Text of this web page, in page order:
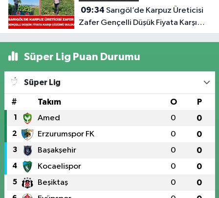
09:34
Zafer Gençelli Düşük Fiyata Karşı
Çözümü Buldu
Süper Lig Puan Durumu
Süper Lig
# Takım O P
1 Amed 0 0
2 Erzurumspor FK 0 0
3 Başakşehir 0 0
4 Kocaelispor 0 0
5 Beşiktaş 0 0